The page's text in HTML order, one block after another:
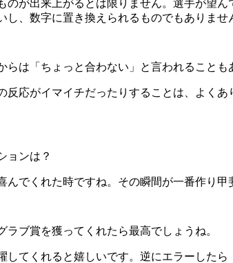
が出来上がるとは限りません。選手が望
、数字に置き換えられるものでもありませ
は「ちょっと合わない」と言われることも
応がイマイチだったりすることは、よく
ョンは？
でくれた時ですね。その瞬間が一番作り甲
ブ賞を獲ってくれたら最高でしょうね。
てくれると嬉しいです。逆にエラーした